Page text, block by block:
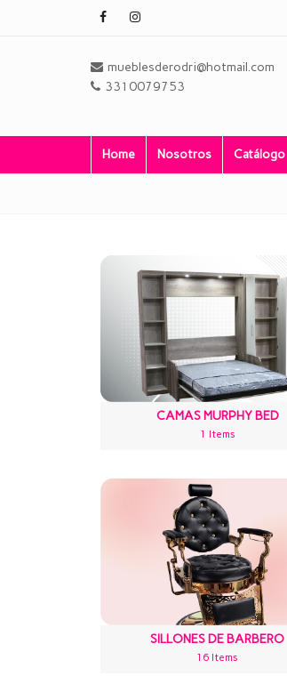
mueblesderodri@hotmail.com
3310079753
Home Nosotros Catálogo
CAMAS MURPHY BED
1 Items
SILLONES DE BARBERO
16 Items